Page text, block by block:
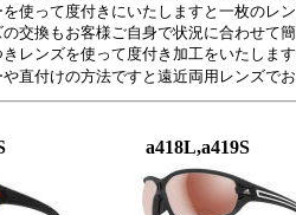
を使って度付きにいたしますと一枚のレ
の交換もお客様ご自身で状況に合わせて
レンズを使って度付き加工をいたしま
や直付けの方法ですと遠近両用レンズで
a418L,a419S